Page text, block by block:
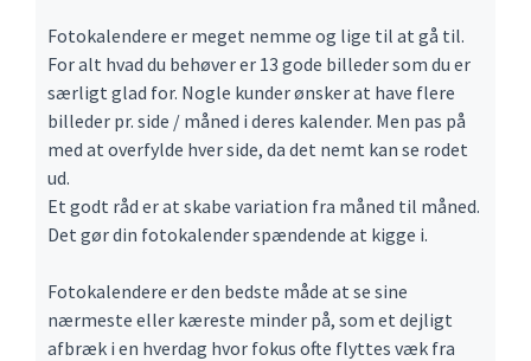
Fotokalendere er meget nemme og lige til at gå til.
For alt hvad du behøver er 13 gode billeder som du er
særligt glad for. Nogle kunder ønsker at have flere
billeder pr. side / måned i deres kalender. Men pas på
med at overfylde hver side, da det nemt kan se rodet
ud.
Et godt råd er at skabe variation fra måned til måned.
Det gør din fotokalender spændende at kigge i.
Fotokalendere er den bedste måde at se sine
nærmeste eller kæreste minder på, som et dejligt
afbræk i en hverdag hvor fokus ofte flyttes væk fra